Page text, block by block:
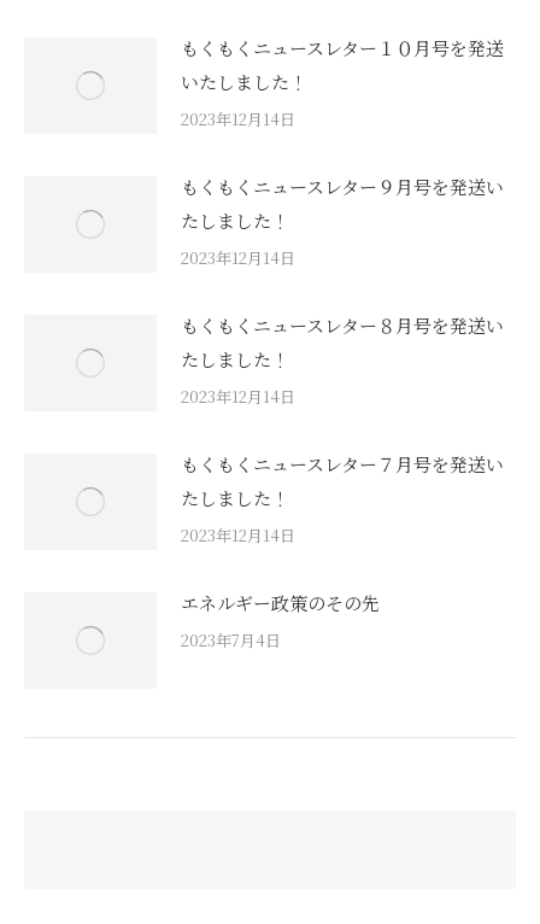
もくもくニュースレター１０月号を発送
いたしました！
2023年12月14日
もくもくニュースレター９月号を発送い
たしました！
2023年12月14日
もくもくニュースレター８月号を発送い
たしました！
2023年12月14日
もくもくニュースレター７月号を発送い
たしました！
2023年12月14日
エネルギー政策のその先
2023年7月4日